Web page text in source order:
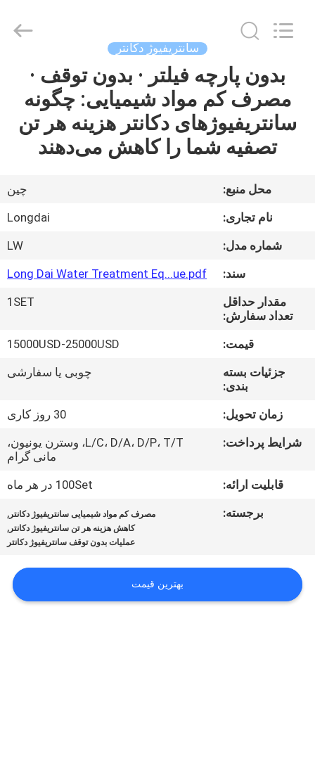
خونه
محصولات
نمایش
کارخانه
کنترل
کیفیت
اخبار
درخواست
سانتریفیوژ دکانتر
بدون پارچه فیلتر · بدون توقف ·
مصرف کم مواد شیمیایی: چگونه
سانتریفیوژهای دکانتر هزینه هر تن
تصفیه شما را کاهش می‌دهند
محل منبع:
چین
نام تجاری:
Longdai
شماره مدل:
LW
سند:
Long Dai Water Treatment Eq...ue.pdf
مقدار حداقل
تعداد سفارش:
1SET
قیمت:
15000USD-25000USD
جزئیات بسته
بندی:
چوبی یا سفارشی
زمان تحویل:
30 روز کاری
شرایط پرداخت:
L/C، D/A، D/P، T/T، وسترن یونیون،
مانی گرام
قابلیت ارائه:
100Set در هر ماه
برجسته:
مصرف کم مواد شیمیایی سانتریفیوژ دکانتر ,
کاهش هزینه هر تن سانتریفیوژ دکانتر ,
عملیات بدون توقف سانتریفیوژ دکانتر
بهترین قیمت